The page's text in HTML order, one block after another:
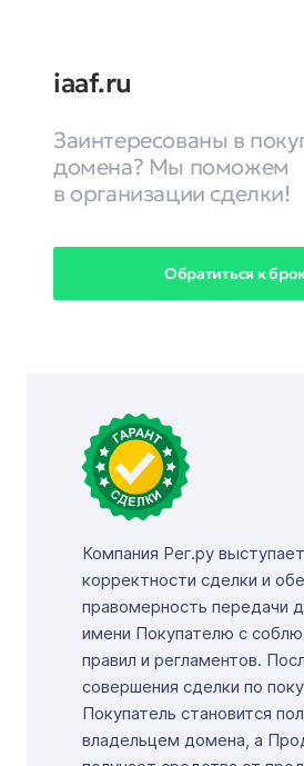
iaaf.ru
Заинтересованы в
домена? Мы поможем
в организации сделки!
Обратиться к
Компания Рег.ру
корректности сделки и
правомерность передачи
имени Покупателю с
правил и регламентов.
совершения сделки по
Покупатель становится
владельцем домена, а